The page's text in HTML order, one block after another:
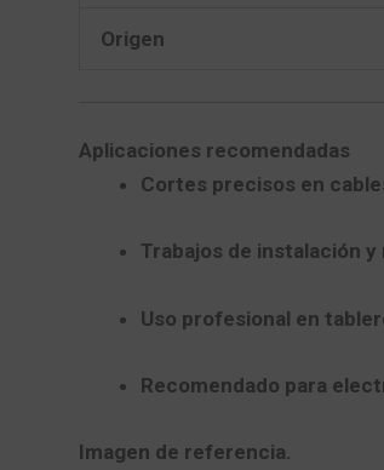
Origen
Aplicaciones recomendadas
Cortes precisos en
Trabajos de instalación
Uso profesional en
Recomendado para
Imagen de referencia.